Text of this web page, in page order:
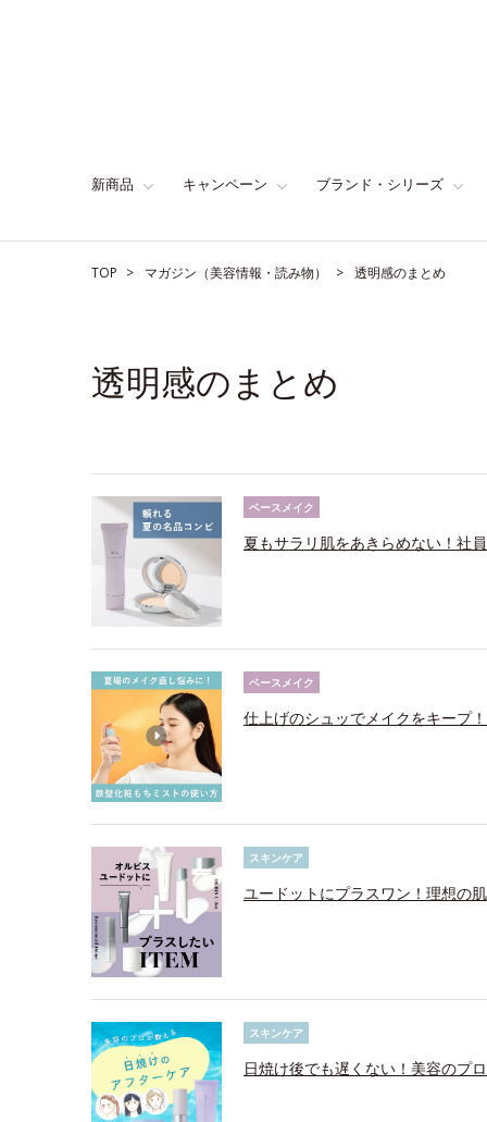
新商品 キャンペーン ブランド・シリーズ
TOP マガジン（美容情報・読み物） 透明感のまとめ
透明感のまとめ
ベースメイク
夏もサラリ肌をあきらめない！社
ベースメイク
仕上げのシュッでメイクをキープ
スキンケア
ユードットにプラスワン！理想の
スキンケア
日焼け後でも遅くない！美容のプ